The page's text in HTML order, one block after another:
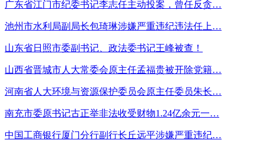
广东省江门市纪委书记李志任主动投案，曾任反贪…
池州市水利局副局长包琦琳涉嫌严重违纪违法任上…
山东省日照市委副书记、政法委书记王峰被查！
山西省晋城市人大常委会原主任孟福贵被开除党籍…
河南省人大环境与资源保护委员会原主任委员朱长…
南充市委原书记古正举非法收受财物1.24亿余元一…
中国工商银行厦门分行副行长丘远平涉嫌严重违纪…